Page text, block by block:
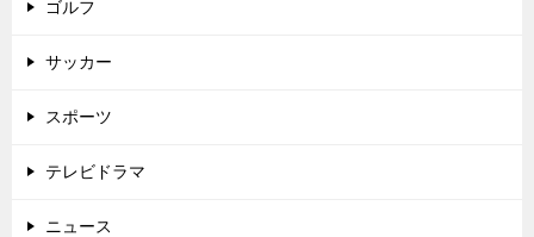
ゴルフ
サッカー
スポーツ
テレビドラマ
ニュース